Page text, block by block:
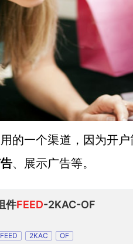
的一个渠道，因为开
、展示广告等。
件FEED-2KAC-OF
FEED 2KAC OF